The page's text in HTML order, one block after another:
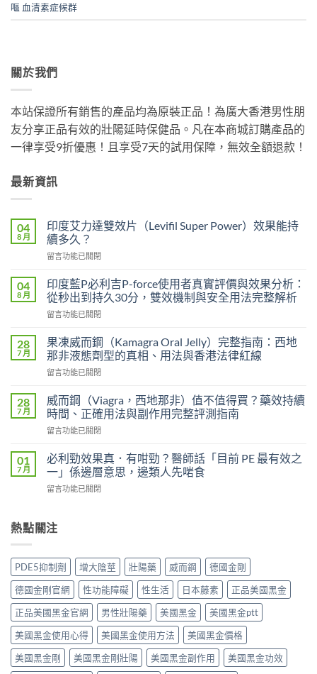
嘔 血清素症候群
關於我們
本站保證所有銷售的產品均為原裝正品！為廣大香港男性朋
友分享正品有效的壯陽延時保健品。凡在本商城訂購產品的
一律享受9折優惠！且享受7天的試用保障，無效全額退款！
最新資訊
04
8 月
印度艾力達雙效片（Levifil Super Power）效果能持
續多久？
在
度
艾
力
達
效
片
（Levifil
Super
效
果
持
多
久？〉
中
留言功能已關閉
04
8 月
印度藍P必利吉P-force使用者真實評價與效果分析：
從秒出到持久30分，雙效機制與安全用法完整解析
在
度
藍
P
必
吉
P-
force
使
者
真
評
效
析：
從
秒
出
到
持
久
30
分，
留言功能已關閉
28
7 月
果凍威而鋼（Kamagra Oral Jelly）完整指南：西地
那非液態劑型的真相、用法與香港法律紅線
在
凍
威
而
鋼
Oral
整
西
非
液
態
劑
型
的
真
相、
用
留言功能已關閉
28
7 月
威而鋼（Viagra，西地那非）值不值得買？藥效持續
時間、正確用法與副作用完整評測指南
在
而
鋼
（Viagra，
西
非）
值
得
買？
藥
效
持
續
時
間、
正
留言功能已關閉
01
7 月
必利勁效果真．有咁勁？醫師話「目前 PE 最有效之
一」係邊層意思，邊類人先啱食
在
勁
效
真．
有
咁
勁？
醫
師
話
「目
前
PE
留言功能已關閉
熱點關注
PDE5抑制劑 增大陰莖 壯陽藥 威而鋼
德國金剛
德國金剛官網
性功能障礙 性生活 日本藤素
正品美國黑金
正品美國黑金官網
男性壯陽藥 美國黑金
美國黑金ptt
美國黑金使用心得
美國黑金使用方法
美國黑金價格
美國黑金剛
美國黑金剛壯陽 美國黑金副作用 美國黑金功效